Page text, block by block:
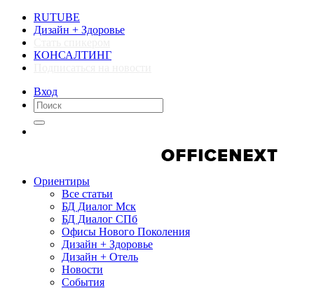
RUTUBE
Дизайн + Здоровье
КОНСАЛТИНГ
Вход
Ориентиры
Все статьи
БД Диалог Мск
БД Диалог СПб
Офисы Нового Поколения
Дизайн + Здоровье
Дизайн + Отель
Новости
События